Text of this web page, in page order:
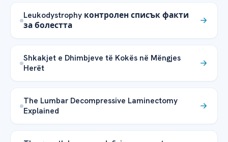
Leukodystrophy контролен списък факти
за болестта
Shkakjet e Dhimbjeve të Kokës në Mëngjes
Herët
The Lumbar Decompressive Laminectomy
Explained